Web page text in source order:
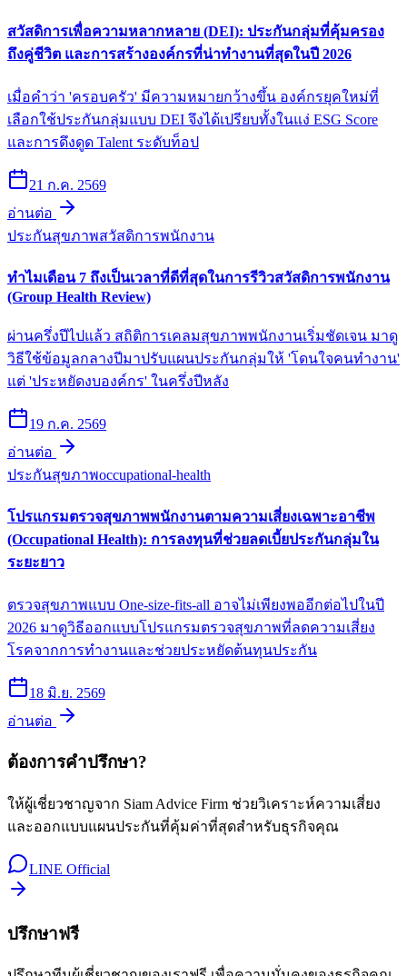
สวัสดิการเพื่อความหลากหลาย (DEI): ประกันกลุ่มที่คุ้มครอง
ถึงคู่ชีวิต และการสร้างองค์กรที่น่าทำงานที่สุดในปี 2026
เมื่อคำว่า 'ครอบครัว' มีความหมายกว้างขึ้น องค์กรยุคใหม่ที่
เลือกใช้ประกันกลุ่มแบบ DEI จึงได้เปรียบทั้งในแง่ ESG Score
และการดึงดูด Talent ระดับท็อป
21 ก.ค. 2569
อ่านต่อ
ประกันสุขภาพสวัสดิการพนักงาน
ทำไมเดือน 7 ถึงเป็นเวลาที่ดีที่สุดในการรีวิวสวัสดิการพนักงาน
(Group Health Review)
ผ่านครึ่งปีไปแล้ว สถิติการเคลมสุขภาพพนักงานเริ่มชัดเจน มาดู
วิธีใช้ข้อมูลกลางปีมาปรับแผนประกันกลุ่มให้ 'โดนใจคนทำงาน'
แต่ 'ประหยัดงบองค์กร' ในครึ่งปีหลัง
19 ก.ค. 2569
อ่านต่อ
ประกันสุขภาพoccupational-health
โปรแกรมตรวจสุขภาพพนักงานตามความเสี่ยงเฉพาะอาชีพ
(Occupational Health): การลงทุนที่ช่วยลดเบี้ยประกันกลุ่มใน
ระยะยาว
ตรวจสุขภาพแบบ One-size-fits-all อาจไม่เพียงพออีกต่อไปในปี
2026 มาดูวิธีออกแบบโปรแกรมตรวจสุขภาพที่ลดความเสี่ยง
โรคจากการทำงานและช่วยประหยัดต้นทุนประกัน
18 มิ.ย. 2569
อ่านต่อ
ต้องการคำปรึกษา?
ให้ผู้เชี่ยวชาญจาก Siam Advice Firm ช่วยวิเคราะห์ความเสี่ยง
และออกแบบแผนประกันที่คุ้มค่าที่สุดสำหรับธุรกิจคุณ
LINE Official
ปรึกษาฟรี